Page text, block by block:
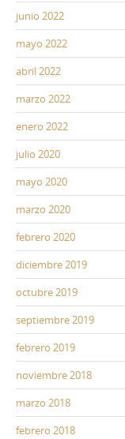
junio 2022
mayo 2022
abril 2022
marzo 2022
enero 2022
julio 2020
mayo 2020
marzo 2020
febrero 2020
diciembre 2019
octubre 2019
septiembre 2019
febrero 2019
noviembre 2018
marzo 2018
febrero 2018